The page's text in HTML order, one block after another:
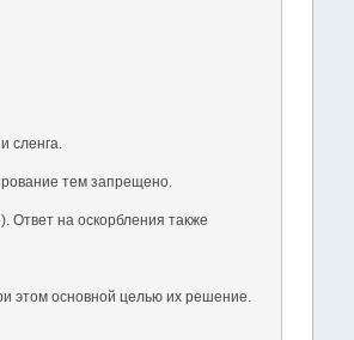
сленга.
тем запрещено.
Ответ на оскорбления также
этом основной целью их решение.